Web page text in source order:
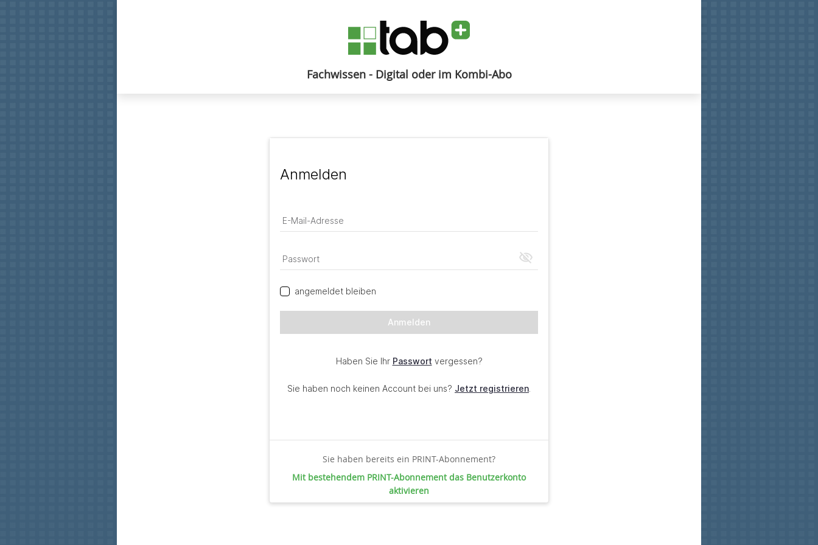
Fachwissen - Digital oder im Kombi-Abo
Sie haben bereits ein PRINT-Abonnement?
Mit bestehendem PRINT-Abonnement das Benutzerkonto
aktivieren